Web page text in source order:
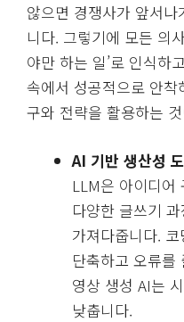
않으면 경쟁사가 앞서
니다. 그렇기에 모든 의
야만 하는 일’로 인식하
속에서 성공적으로 안
구와 전략을 활용하는
AI 기반 생산성
LLM은 아이디어
다양한 글쓰기
가져다줍니다.
단축하고 오류
영상 생성 AI는
낮춥니다.